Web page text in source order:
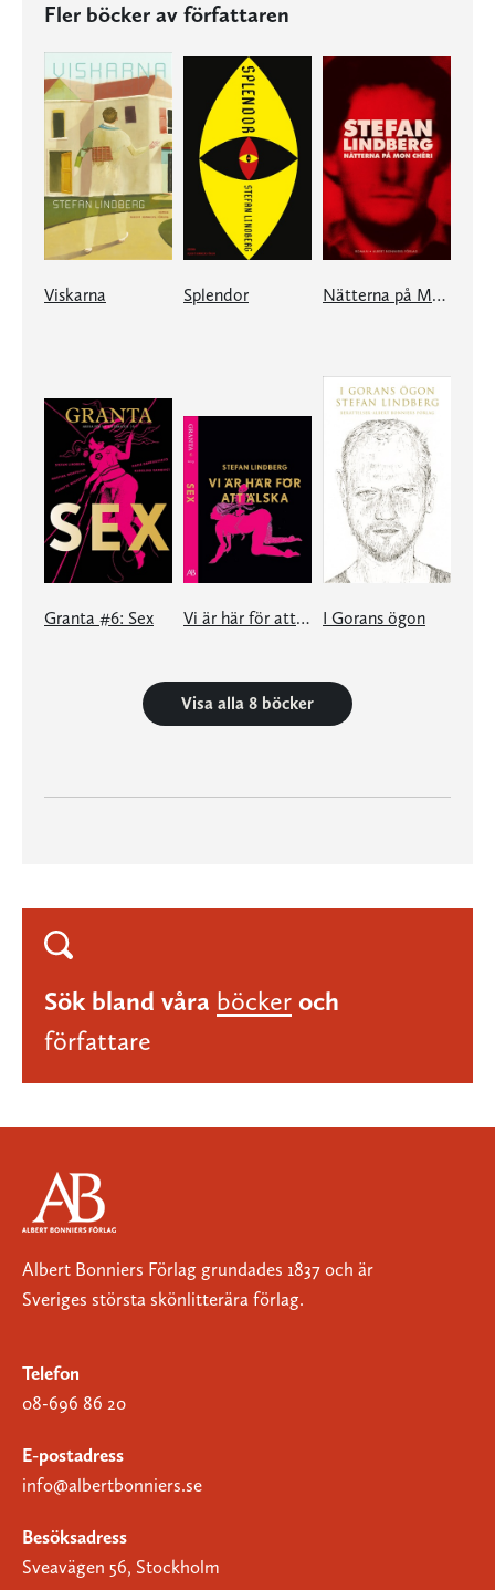
Fler böcker av författaren
Viskarna Splendor Nätterna på Mon Chéri
Granta #6: Sex Vi är här för att älska - en e-singel ur Granta #6 I Gorans ögon
Visa alla 8 böcker
Sök bland våra böcker och
författare
Albert Bonniers Förlag grundades 1837 och är
Sveriges största skönlitterära förlag.
Telefon
08-696 86 20
E-postadress
info@albertbonniers.se
Besöksadress
Sveavägen 56, Stockholm